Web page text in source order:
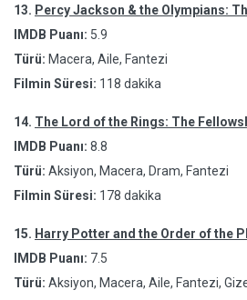
13. Percy Jackson & the Olympians:
IMDB Puanı: 5.9
Türü: Macera, Aile, Fantezi
Filmin Süresi: 118 dakika
14. The Lord of the Rings: The
IMDB Puanı: 8.8
Türü: Aksiyon, Macera, Dram, Fantezi
Filmin Süresi: 178 dakika
15. Harry Potter and the Order of the
IMDB Puanı: 7.5
Türü: Aksiyon, Macera, Aile, Fantezi,